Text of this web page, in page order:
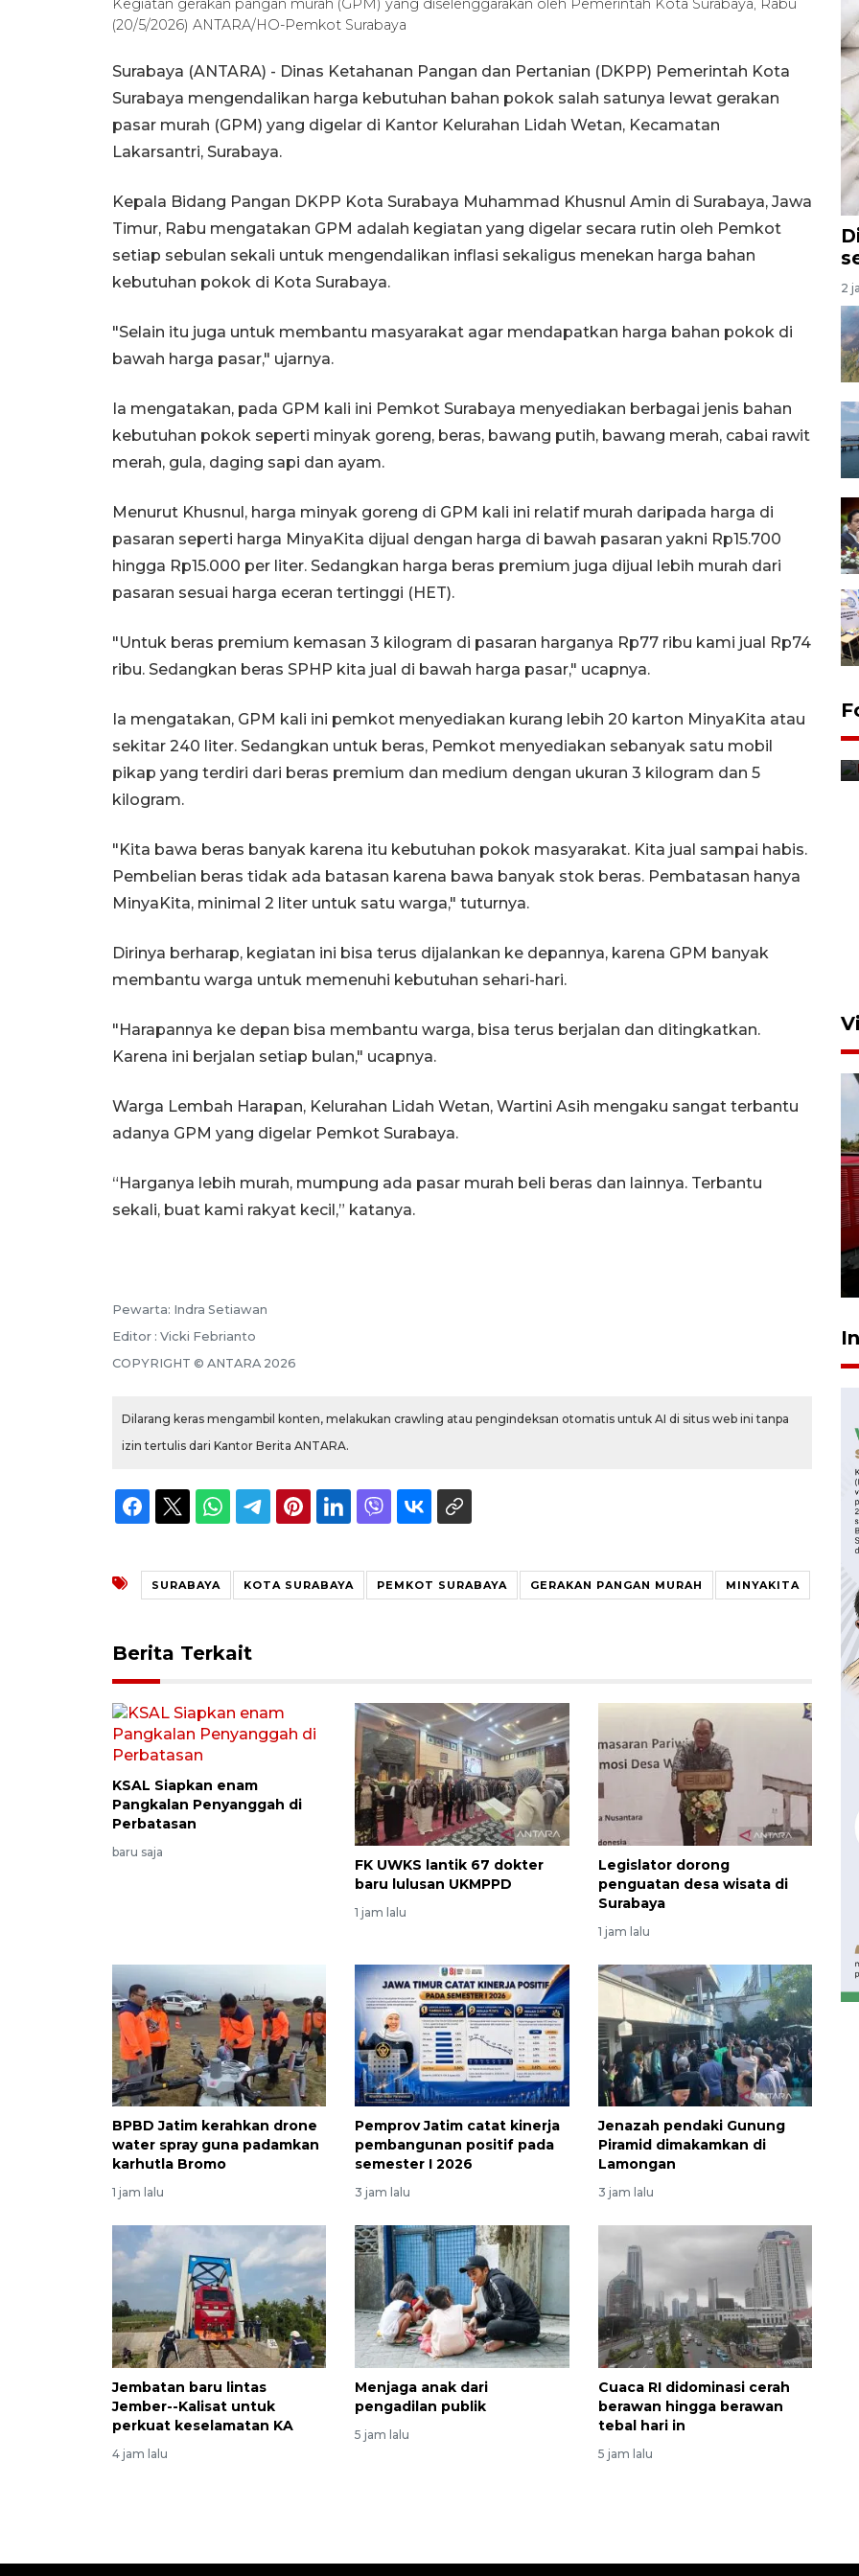
Kegiatan gerakan pangan murah (GPM) yang diselenggarakan oleh Pemerintah Kota Surabaya, Rabu
(20/5/2026) ANTARA/HO-Pemkot Surabaya
Surabaya (ANTARA) - Dinas Ketahanan Pangan dan Pertanian (DKPP) Pemerintah Kota
Surabaya mengendalikan harga kebutuhan bahan pokok salah satunya lewat gerakan
pasar murah (GPM) yang digelar di Kantor Kelurahan Lidah Wetan, Kecamatan
Lakarsantri, Surabaya.
Kepala Bidang Pangan DKPP Kota Surabaya Muhammad Khusnul Amin di Surabaya, Jawa
Timur, Rabu mengatakan GPM adalah kegiatan yang digelar secara rutin oleh Pemkot
setiap sebulan sekali untuk mengendalikan inflasi sekaligus menekan harga bahan
kebutuhan pokok di Kota Surabaya.
"Selain itu juga untuk membantu masyarakat agar mendapatkan harga bahan pokok di
bawah harga pasar," ujarnya.
Ia mengatakan, pada GPM kali ini Pemkot Surabaya menyediakan berbagai jenis bahan
kebutuhan pokok seperti minyak goreng, beras, bawang putih, bawang merah, cabai rawit
merah, gula, daging sapi dan ayam.
Menurut Khusnul, harga minyak goreng di GPM kali ini relatif murah daripada harga di
pasaran seperti harga MinyaKita dijual dengan harga di bawah pasaran yakni Rp15.700
hingga Rp15.000 per liter. Sedangkan harga beras premium juga dijual lebih murah dari
pasaran sesuai harga eceran tertinggi (HET).
"Untuk beras premium kemasan 3 kilogram di pasaran harganya Rp77 ribu kami jual Rp74
ribu. Sedangkan beras SPHP kita jual di bawah harga pasar," ucapnya.
Ia mengatakan, GPM kali ini pemkot menyediakan kurang lebih 20 karton MinyaKita atau
sekitar 240 liter. Sedangkan untuk beras, Pemkot menyediakan sebanyak satu mobil
pikap yang terdiri dari beras premium dan medium dengan ukuran 3 kilogram dan 5
kilogram.
"Kita bawa beras banyak karena itu kebutuhan pokok masyarakat. Kita jual sampai habis.
Pembelian beras tidak ada batasan karena bawa banyak stok beras. Pembatasan hanya
MinyaKita, minimal 2 liter untuk satu warga," tuturnya.
Dirinya berharap, kegiatan ini bisa terus dijalankan ke depannya, karena GPM banyak
membantu warga untuk memenuhi kebutuhan sehari-hari.
"Harapannya ke depan bisa membantu warga, bisa terus berjalan dan ditingkatkan.
Karena ini berjalan setiap bulan," ucapnya.
Warga Lembah Harapan, Kelurahan Lidah Wetan, Wartini Asih mengaku sangat terbantu
adanya GPM yang digelar Pemkot Surabaya.
“Harganya lebih murah, mumpung ada pasar murah beli beras dan lainnya. Terbantu
sekali, buat kami rakyat kecil,” katanya.
Pewarta: Indra Setiawan
Editor : Vicki Febrianto
COPYRIGHT © ANTARA 2026
Dilarang keras mengambil konten, melakukan crawling atau pengindeksan otomatis untuk AI di situs web ini tanpa
izin tertulis dari Kantor Berita ANTARA.
SURABAYA KOTA SURABAYA PEMKOT SURABAYA GERAKAN PANGAN MURAH MINYAKITA
Berita Terkait
KSAL Siapkan enam
Pangkalan Penyanggah di
Perbatasan
baru saja
FK UWKS lantik 67 dokter
baru lulusan UKMPPD
1 jam lalu
Legislator dorong
penguatan desa wisata di
Surabaya
1 jam lalu
BPBD Jatim kerahkan drone
water spray guna padamkan
karhutla Bromo
1 jam lalu
Pemprov Jatim catat kinerja
pembangunan positif pada
semester I 2026
3 jam lalu
Jenazah pendaki Gunung
Piramid dimakamkan di
Lamongan
3 jam lalu
Jembatan baru lintas
Jember--Kalisat untuk
perkuat keselamatan KA
4 jam lalu
Menjaga anak dari
pengadilan publik
5 jam lalu
Cuaca RI didominasi cerah
berawan hingga berawan
tebal hari in
5 jam lalu
2
Distribusi bantuan mesin
pertanian di Kediri
15 jam lalu
Waspadai penyakit saat
2026-08-05 12:00:00